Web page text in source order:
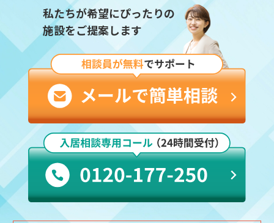
私たちが希望にぴったりの
施設をご提案します